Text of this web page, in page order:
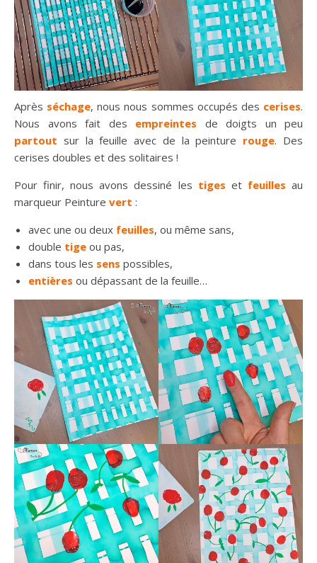
Après séchage, nous nous sommes occupés des cerises.
Nous avons fait des empreintes
de doigts un peu
partout sur la feuille avec de la peinture rouge. Des
cerises doubles et des solitaires !
Pour finir, nous avons dessiné les tiges et feuilles au
marqueur Peinture vert :
avec une ou deux feuilles, ou même sans,
double tige ou pas,
dans tous les sens possibles,
entières ou dépassant de la feuille…